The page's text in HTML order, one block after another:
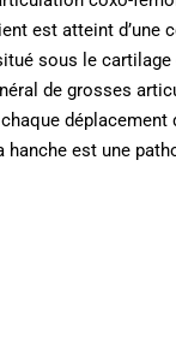
est atteint d’une
sous le
de grosses
hanche est une